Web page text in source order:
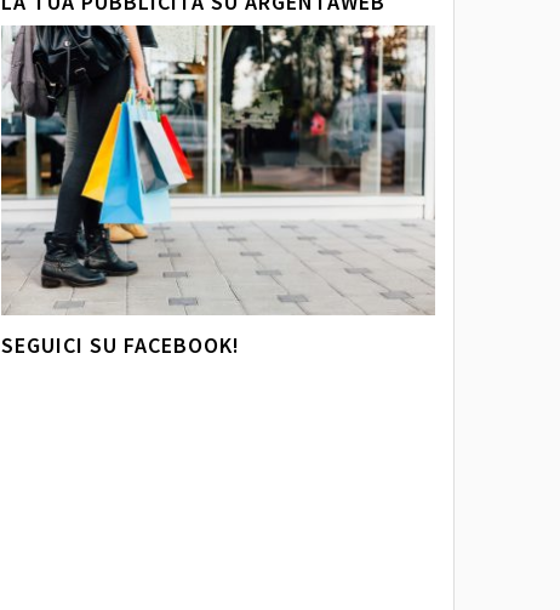
SEGUICI SU FACEBOOK!